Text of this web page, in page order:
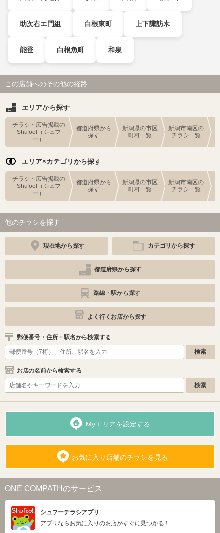
助次右エ門組 白根東町 上下諏訪木
能登 白根魚町 和泉
この店舗へのその他の経路
エリアから探す
チラシ・広告掲載の
Shufoo!（シュフ
ー）
都道府県から
探す
新潟県の市区
町村一覧
新潟市南区の
チラシ一覧
エリア×カテゴリから探す
チラシ・広告掲載の
Shufoo!（シュフ
ー）
都道府県から
探す
新潟県の市区
町村一覧
新潟市南区の
チラシ一覧
他のチラシを探す
現在地から探す カテゴリから探す
都道府県から探す
路線・駅から探す
よく行くお店から探す
郵便番号・住所・駅名から検索する
お店の名前から検索する
Myエリアを設定する
お気に入り店舗のチラシを見る
ONE COMPATHのサービス
シュフーチラシアプリ
アプリならお気に入りのお店がすぐに見つかる！